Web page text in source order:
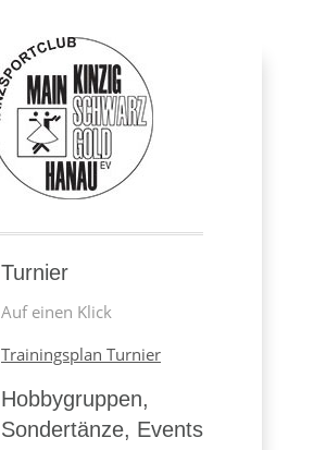
Turnier
Auf einen Klick
Trainingsplan Turnier
Hobbygruppen,
Sondertänze, Events